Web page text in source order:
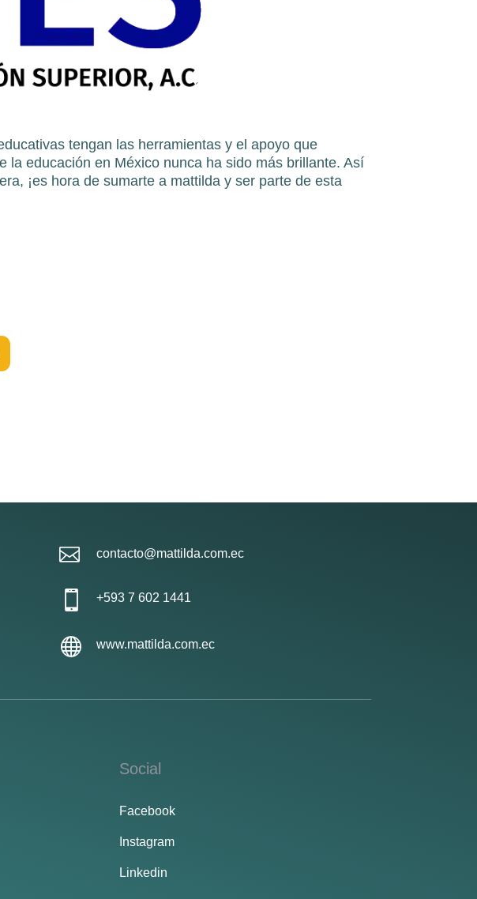
tengan las herramientas y el apoyo que
la educación en México nunca ha sido más brillante. Así
¡es hora de sumarte a mattilda y ser parte de esta
 contacto@mattilda.com.ec
 +593 7 602 1441
 www.mattilda.com.ec
Social
Facebook
Instagram
Linkedin